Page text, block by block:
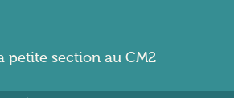
petite section au CM2